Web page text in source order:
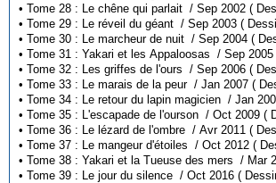
• Tome 28 : Le
• Tome 29 : Le réveil du
• Tome 30 : Le
• Tome 32 : Les
• Tome 33 : Le
•
• Tome 36 : Le
• Tome 37 :
• Tome 39 : Le jour du